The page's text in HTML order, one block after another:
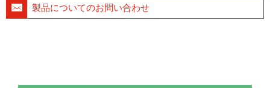
製品についてのお問い合わせ